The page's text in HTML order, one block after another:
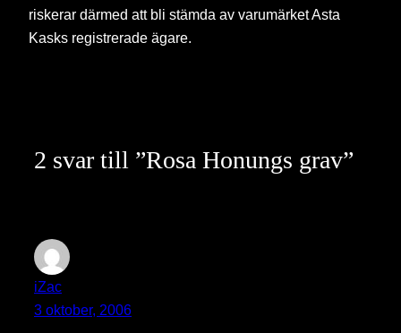
riskerar därmed att bli stämda av varumärket Asta
Kasks registrerade ägare.
2 svar till ”Rosa Honungs grav”
iZac
3 oktober, 2006